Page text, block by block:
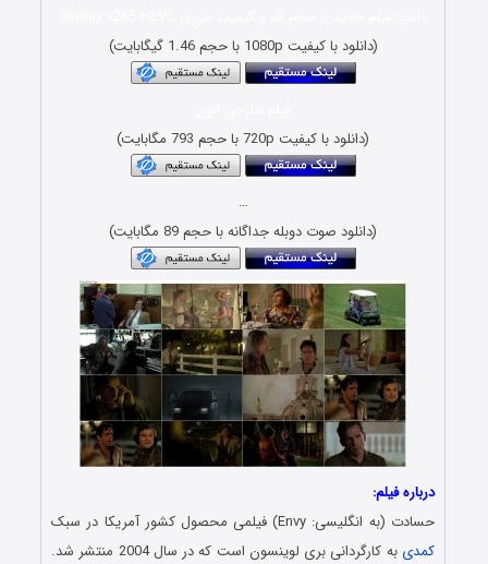
(دانلود با کیفیت 1080p با حجم 1.46 گیگابایت)
(دانلود با کیفیت 720p با حجم 793 مگابایت)
…
(دانلود صوت دوبله جداگانه با حجم 89 مگابایت)
درباره فیلم:
حسادت (به انگلیسی: Envy) فیلمی محصول کشور آمریکا در سبک
کمدی
به کارگردانی بری لوینسون است که در سال 2004 منتشر شد.